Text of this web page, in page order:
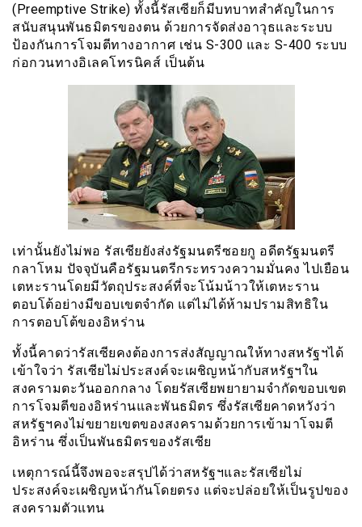
(Preemptive Strike) ทั้งนี้รัสเซียก็มีบทบาทสำคัญในการ
สนับสนุนพันธมิตรของตน ด้วยการจัดส่งอาวุธและระบบ
ป้องกันการโจมตีทางอากาศ เช่น S-300 และ S-400 ระบบ
ก่อกวนทางอิเลคโทรนิคส์ เป็นต้น
เท่านั้นยังไม่พอ รัสเซียยังส่งรัฐมนตรีซอยกู อดีตรัฐมนตรี
กลาโหม ปัจจุบันคือรัฐมนตรีกระทรวงความมั่นคง ไปเยือน
เตหะรานโดยมีวัตถุประสงค์ที่จะโน้มน้าวให้เตหะราน
ตอบโต้อย่างมีขอบเขตจำกัด แต่ไม่ได้ห้ามปรามสิทธิใน
การตอบโต้ของอิหร่าน
ทั้งนี้คาดว่ารัสเซียคงต้องการส่งสัญญาณให้ทางสหรัฐฯได้
เข้าใจว่า รัสเซียไม่ประสงค์จะเผชิญหน้ากับสหรัฐฯใน
สงครามตะวันออกกลาง โดยรัสเซียพยายามจำกัดขอบเขต
การโจมตีของอิหร่านและพันธมิตร ซึ่งรัสเซียคาดหวังว่า
สหรัฐฯคงไม่ขยายเขตของสงครามด้วยการเข้ามาโจมตี
อิหร่าน ซึ่งเป็นพันธมิตรของรัสเซีย
เหตุการณ์นี้จึงพอจะสรุปได้ว่าสหรัฐฯและรัสเซียไม่
ประสงค์จะเผชิญหน้ากันโดยตรง แต่จะปล่อยให้เป็นรูปของ
สงครามตัวแทน